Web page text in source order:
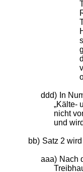
ddd) In
„Kälte-
nicht
und
bb) Satz 2
aaa) Nach